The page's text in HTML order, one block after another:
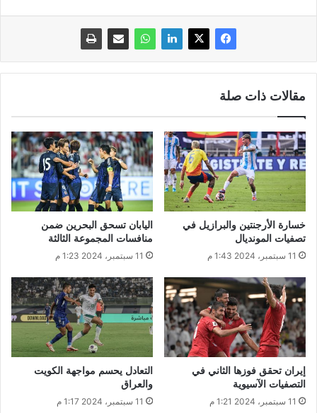
مقالات ذات صلة
خسارة الأرجنتين والبرازيل في
تصفيات المونديال
11 سبتمبر، 2024 1:43 م
اليابان تسحق البحرين ضمن
منافسات المجموعة الثالثة
11 سبتمبر، 2024 1:23 م
إيران تحقق فوزها الثاني في
التصفيات الآسيوية
11 سبتمبر، 2024 1:21 م
التعادل يحسم مواجهة الكويت
والعراق
11 سبتمبر، 2024 1:17 م